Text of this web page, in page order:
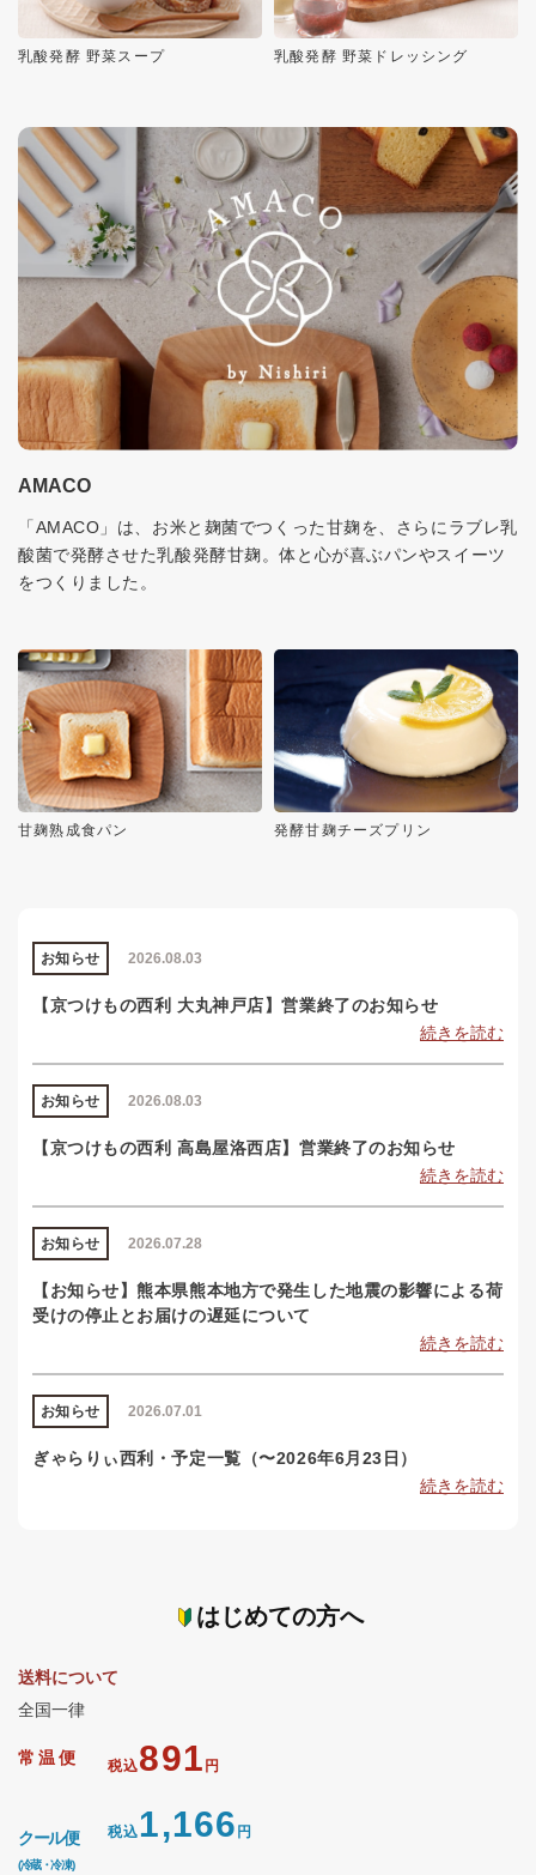
乳酸発酵 野菜スープ 乳酸発酵 野菜ドレッシング
AMACO
「AMACO」は、お米と麹菌でつくった甘麹を、さらにラブレ乳
酸菌で発酵させた乳酸発酵甘麹。体と心が喜ぶパンやスイーツ
をつくりました。
甘麹熟成食パン 発酵甘麹チーズプリン
2026.08.03
お知らせ
【京つけもの西利 大丸神戸店】営業終了のお知らせ
続きを読む
2026.08.03
お知らせ
【京つけもの西利 高島屋洛西店】営業終了のお知らせ
続きを読む
2026.07.28
お知らせ
【お知らせ】熊本県熊本地方で発生した地震の影響による荷
受けの停止とお届けの遅延について
続きを読む
2026.07.01
お知らせ
ぎゃらりぃ西利・予定一覧（〜2026年6月23日）
続きを読む
はじめての方へ
送料について
全国一律
常温便 税込891 円
クール便
(冷蔵・冷凍)
税込1,166 円